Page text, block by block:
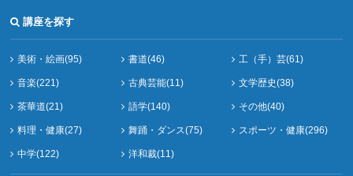
講座を探す
美術・絵画(95) 書道(46) 工（手）芸(61)
音楽(221) 古典芸能(11) 文学歴史(38)
茶華道(21) 語学(140) その他(40)
料理・健康(27) 舞踊・ダンス(75) スポーツ・健康(296)
中学(122) 洋和裁(11)